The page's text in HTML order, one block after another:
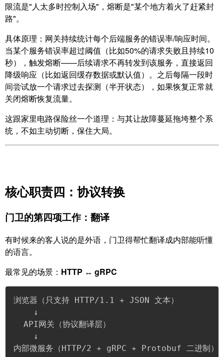
限流是"人太多时控制入场"，熔断是"某个地方着火了赶紧封
路"。
具体原理：网关持续统计每个后端服务的错误率/响应时间。
当某个服务错误率超过阈值（比如50%的请求失败且持续10
秒），触发熔断——后续请求不再转发到该服务，直接返回
降级响应（比如返回缓存数据或默认值）。之后每隔一段时
间尝试放一个请求过去探测（半开状态），如果恢复正常就
关闭熔断恢复流量。
这跟家里电路保险丝一个道理：与其让故障蔓延拖垮整个系
统，不如主动切断，保住大局。
核心职责四：协议转换
门卫的第四项工作：翻译
有时候来的客人说的是外语，门卫得帮忙翻译成内部能听懂
的语言。
最常见的场景： HTTP ↔ gRPC
浏览器（只支持 HTTP/1.1 + JSON 文本）
    ↓
  API网关（协议翻译层）
    ↓
内部微服务（HTTP/2 + gRPC + Protobuf 二进制）